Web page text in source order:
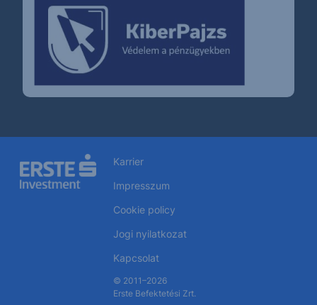
Karrier
Impresszum
Cookie policy
Jogi nyilatkozat
Kapcsolat
© 2011–2026
Erste Befektetési Zrt.